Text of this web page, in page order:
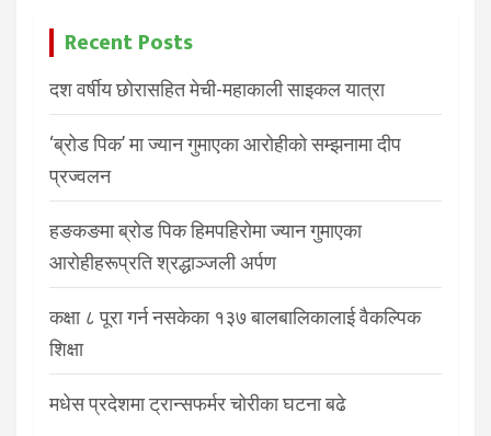
Recent Posts
दश वर्षीय छोरासहित मेची-महाकाली साइकल यात्रा
‘ब्रोड पिक’ मा ज्यान गुमाएका आरोहीको सम्झनामा दीप
प्रज्वलन
हङकङमा ब्रोड पिक हिमपहिरोमा ज्यान गुमाएका
आरोहीहरूप्रति श्रद्धाञ्जली अर्पण
कक्षा ८ पूरा गर्न नसकेका १३७ बालबालिकालाई वैकल्पिक
शिक्षा
मधेस प्रदेशमा ट्रान्सफर्मर चोरीका घटना बढे